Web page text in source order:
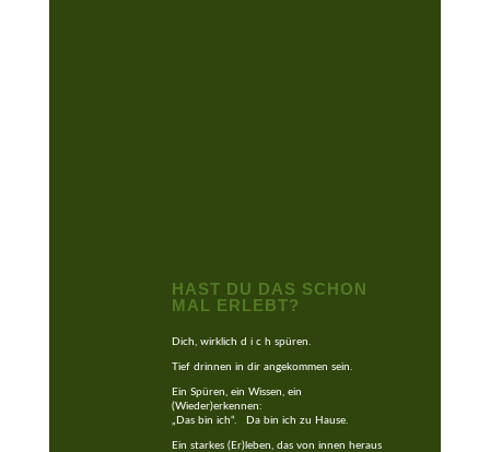
HAST DU DAS SCHON
MAL ERLEBT?
Dich, wirklich d i c h spüren.
Tief drinnen in dir angekommen sein.
Ein Spüren, ein Wissen, ein
(Wieder)erkennen:
„Das bin ich“. Da bin ich zu Hause.
Ein starkes (Er)leben, das von innen heraus